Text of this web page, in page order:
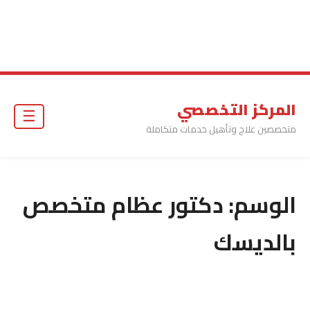
المركز التخصصي
متخصصين علاج وتأهيل خدمات متكاملة
الوسم:دكتور عظام متخصص
بالديسك